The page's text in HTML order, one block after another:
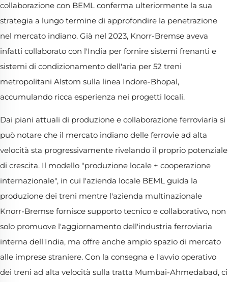
collaborazione con BEML conferma ulteriormente la sua
strategia a lungo termine di approfondire la penetrazione
nel mercato indiano. Già nel 2023, Knorr-Bremse aveva
infatti collaborato con l'India per fornire sistemi frenanti e
sistemi di condizionamento dell'aria per 52 treni
metropolitani Alstom sulla linea Indore-Bhopal,
accumulando ricca esperienza nei progetti locali.
Dai piani attuali di produzione e collaborazione ferroviaria si
può notare che il mercato indiano delle ferrovie ad alta
velocità sta progressivamente rivelando il proprio potenziale
di crescita. Il modello "produzione locale + cooperazione
internazionale", in cui l'azienda locale BEML guida la
produzione dei treni mentre l'azienda multinazionale
Knorr-Bremse fornisce supporto tecnico e collaborativo, non
solo promuove l'aggiornamento dell'industria ferroviaria
interna dell'India, ma offre anche ampio spazio di mercato
alle imprese straniere. Con la consegna e l'avvio operativo
dei treni ad alta velocità sulla tratta Mumbai-Ahmedabad, ci